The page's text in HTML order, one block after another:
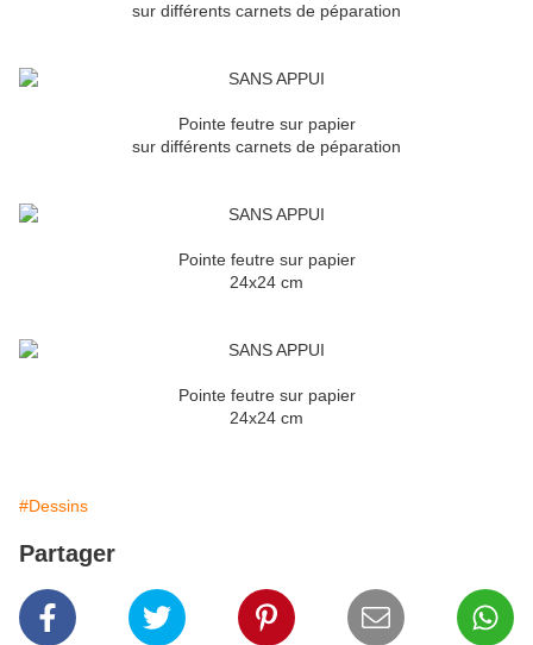
sur différents carnets de péparation
Pointe feutre sur papier
sur différents carnets de péparation
Pointe feutre sur papier
24x24 cm
Pointe feutre sur papier
24x24 cm
#Dessins
Partager